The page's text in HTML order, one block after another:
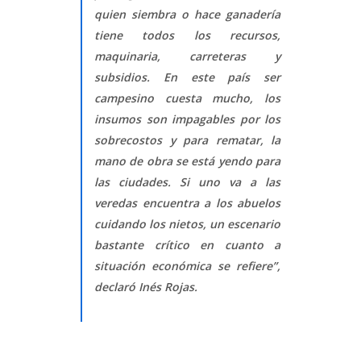
quien siembra o hace ganadería
tiene todos los recursos,
maquinaria, carreteras y
subsidios. En este país ser
campesino cuesta mucho, los
insumos son impagables por los
sobrecostos y para rematar, la
mano de obra se está yendo para
las ciudades. Si uno va a las
veredas encuentra a los abuelos
cuidando los nietos, un escenario
bastante crítico en cuanto a
situación económica se refiere”,
declaró Inés Rojas.